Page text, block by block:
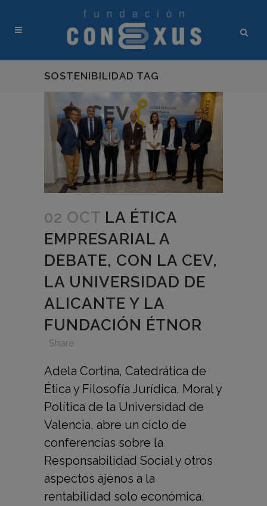
SOSTENIBILIDAD TAG
02 OCT LA ÉTICA
EMPRESARIAL A
DEBATE, CON LA CEV,
LA UNIVERSIDAD DE
ALICANTE Y LA
FUNDACIÓN ÉTNOR
Share
Adela Cortina, Catedrática de
Ética y Filosofía Jurídica, Moral y
Política de la Universidad de
Valencia, abre un ciclo de
conferencias sobre la
Responsabilidad Social y otros
aspectos ajenos a la
rentabilidad solo económica.